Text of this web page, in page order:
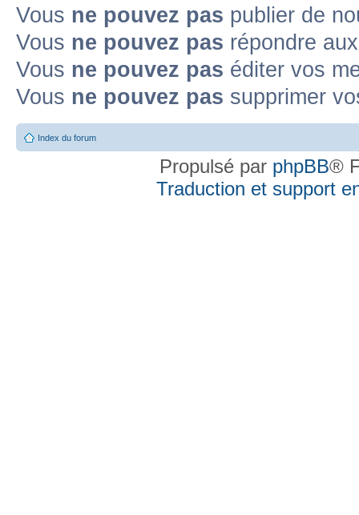
Vous ne pouvez pas publier de
Vous ne pouvez pas répondre
Vous ne pouvez pas éditer vos
Vous ne pouvez pas supprimer
Index du forum
Propulsé par phpBB®
Traduction et support